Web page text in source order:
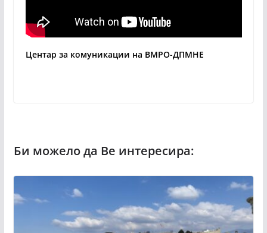
Центар за комуникации на ВМРО-ДПМНЕ